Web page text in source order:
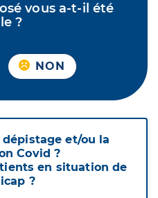
vous a-t-il été
?
NON
et/ou la
Covid ?
en situation de
?